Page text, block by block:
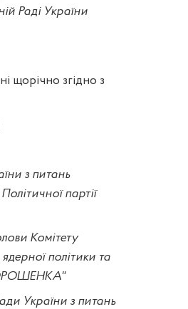
Раді України
щорічно згідно з
з питань
партії
Комітету
політики та
України з питань